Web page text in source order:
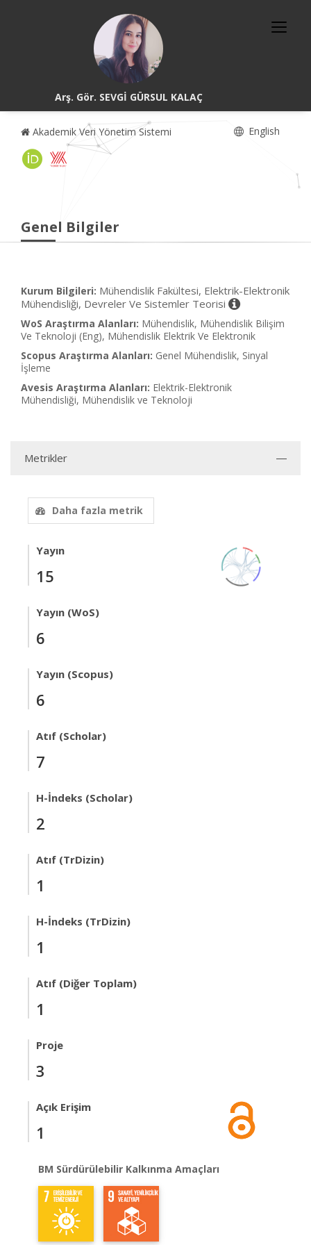
Arş. Gör. SEVGİ GÜRSUL KALAÇ
Akademik Veri Yönetim Sistemi English
Genel Bilgiler
Kurum Bilgileri: Mühendislik Fakültesi, Elektrik-Elektronik
Mühendisliği, Devreler Ve Sistemler Teorisi
WoS Araştırma Alanları: Mühendislik, Mühendislik Bilişim
Ve Teknoloji (Eng), Mühendislik Elektrik Ve Elektronik
Scopus Araştırma Alanları: Genel Mühendislik, Sinyal
İşleme
Avesis Araştırma Alanları: Elektrik-Elektronik
Mühendisliği, Mühendislik ve Teknoloji
Metrikler
Daha fazla metrik
Yayın
15
Yayın (WoS)
6
Yayın (Scopus)
6
Atıf (Scholar)
7
H-İndeks (Scholar)
2
Atıf (TrDizin)
1
H-İndeks (TrDizin)
1
Atıf (Diğer Toplam)
1
Proje
3
Açık Erişim
1
BM Sürdürülebilir Kalkınma Amaçları